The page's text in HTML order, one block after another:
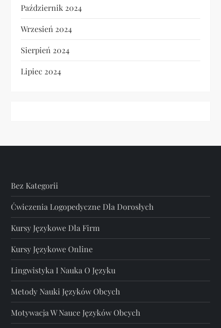
Październik 2024
Wrzesień 2024
Sierpień 2024
Lipiec 2024
Bez Kategorii
Ćwiczenia Logopedyczne Dla Dorosłych
Kursy Językowe Dla Firm
Kursy Językowe Online
Lingwistyka I Nauka O Języku
Metody Nauki Języków Obcych
Motywacja W Nauce Języków Obcych